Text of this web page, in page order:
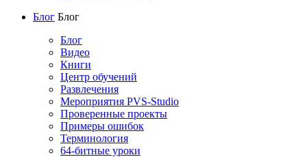
Блог Блог
Блог
Видео
Книги
Центр обучений
Развлечения
Мероприятия PVS-Studio
Проверенные проекты
Примеры ошибок
Терминология
64-битные уроки